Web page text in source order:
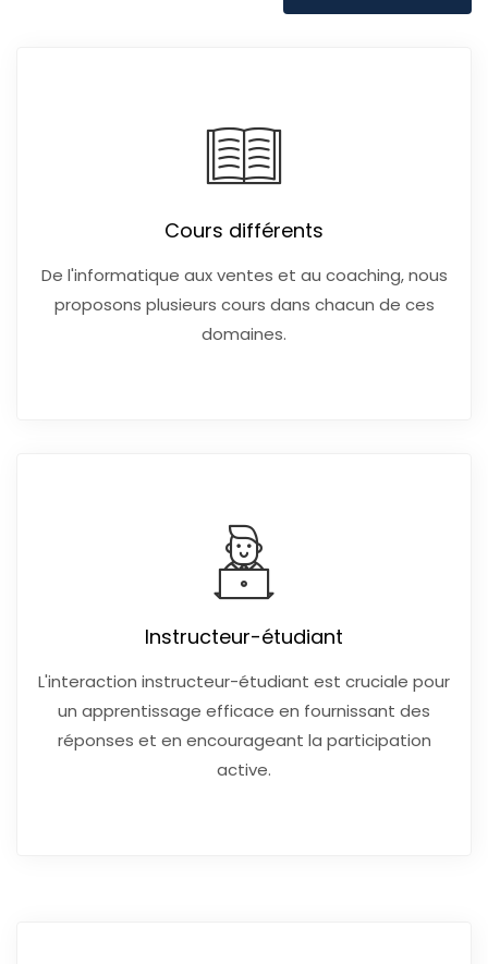
Cours différents
De l'informatique aux ventes et au coaching, nous
proposons plusieurs cours dans chacun de ces
domaines.
Instructeur-étudiant
L'interaction instructeur-étudiant est cruciale pour
un apprentissage efficace en fournissant des
réponses et en encourageant la participation
active.